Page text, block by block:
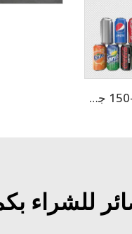
ماكينة تعبئة مشروبات الطاقة في علب 100-150 جم/دقيقة
للشراء